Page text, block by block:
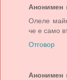
Анонимен
Олеле
че е само
Отговор
Анонимен